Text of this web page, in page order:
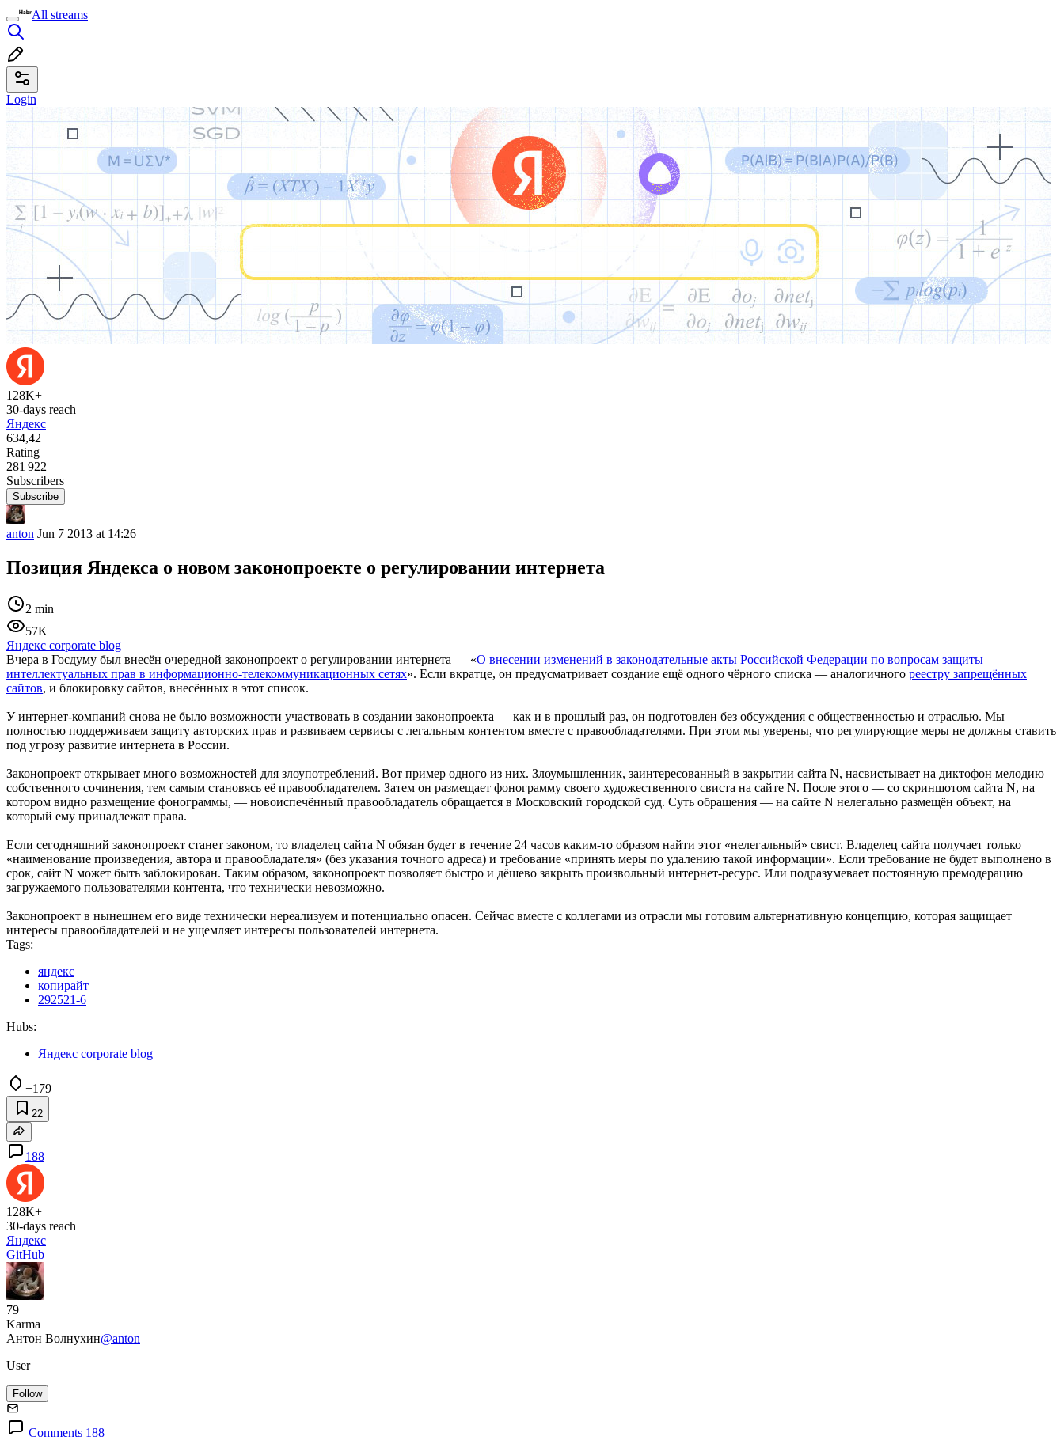
All streams
Login
128K+
30-days reach
Яндекс
634,42
Rating
281 922
Subscribers
Subscribe
anton Jun 7 2013 at 14:26
Позиция Яндекса о новом законопроекте о регулировании интернета
2 min
57K
Яндекс corporate blog
Вчера в Госдуму был внесён очередной законопроект о регулировании интернета — «О внесении изменений в законодательные акты Российской Федерации по вопросам защиты
интеллектуальных прав в информационно-телекоммуникационных сетях». Если вкратце, он предусматривает создание ещё одного чёрного списка — аналогичного реестру запрещённых
сайтов, и блокировку сайтов, внесённых в этот список.
У интернет-компаний снова не было возможности участвовать в создании законопроекта — как и в прошлый раз, он подготовлен без обсуждения с общественностью и отраслью. Мы
полностью поддерживаем защиту авторских прав и развиваем сервисы с легальным контентом вместе с правообладателями. При этом мы уверены, что регулирующие меры не должны ставить
под угрозу развитие интернета в России.
Законопроект открывает много возможностей для злоупотреблений. Вот пример одного из них. Злоумышленник, заинтересованный в закрытии сайта N, насвистывает на диктофон мелодию
собственного сочинения, тем самым становясь её правообладателем. Затем он размещает фонограмму своего художественного свиста на сайте N. После этого — со скриншотом сайта N, на
котором видно размещение фонограммы, — новоиспечённый правообладатель обращается в Московский городской суд. Суть обращения — на сайте N нелегально размещён объект, на
который ему принадлежат права.
Если сегодняшний законопроект станет законом, то владелец сайта N обязан будет в течение 24 часов каким-то образом найти этот «нелегальный» свист. Владелец сайта получает только
«наименование произведения, автора и правообладателя» (без указания точного адреса) и требование «принять меры по удалению такой информации». Если требование не будет выполнено в
срок, сайт N может быть заблокирован. Таким образом, законопроект позволяет быстро и дёшево закрыть произвольный интернет-ресурс. Или подразумевает постоянную премодерацию
загружаемого пользователями контента, что технически невозможно.
Законопроект в нынешнем его виде технически нереализуем и потенциально опасен. Сейчас вместе с коллегами из отрасли мы готовим альтернативную концепцию, которая защищает
интересы правообладателей и не ущемляет интересы пользователей интернета.
Tags:
яндекс
копирайт
292521-6
Hubs:
Яндекс corporate blog
+179
22
188
128K+
30-days reach
Яндекс
GitHub
79
Karma
Антон Волнухин@anton
User
Follow
Comments 188